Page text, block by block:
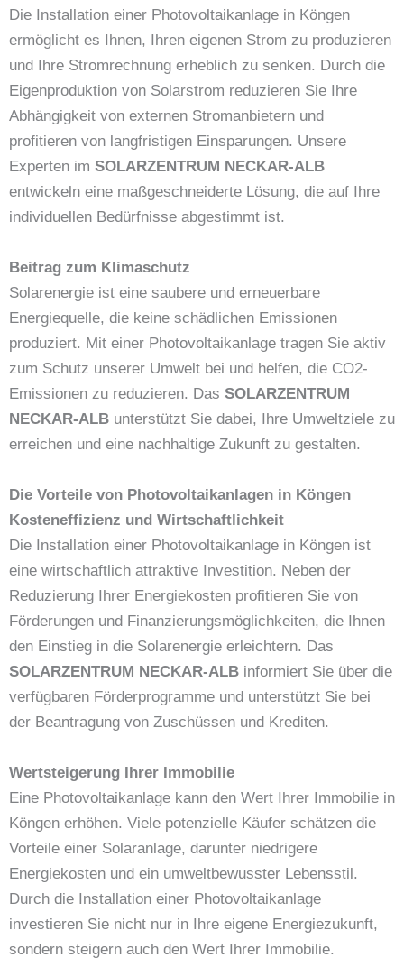
Die Installation einer Photovoltaikanlage in Köngen
ermöglicht es Ihnen, Ihren eigenen Strom zu produzieren
und Ihre Stromrechnung erheblich zu senken. Durch die
Eigenproduktion von Solarstrom reduzieren Sie Ihre
Abhängigkeit von externen Stromanbietern und
profitieren von langfristigen Einsparungen. Unsere
Experten im SOLARZENTRUM NECKAR-ALB
entwickeln eine maßgeschneiderte Lösung, die auf Ihre
individuellen Bedürfnisse abgestimmt ist.
Beitrag zum Klimaschutz
Solarenergie ist eine saubere und erneuerbare
Energiequelle, die keine schädlichen Emissionen
produziert. Mit einer Photovoltaikanlage tragen Sie aktiv
zum Schutz unserer Umwelt bei und helfen, die CO2-
Emissionen zu reduzieren. Das SOLARZENTRUM
NECKAR-ALB unterstützt Sie dabei, Ihre Umweltziele zu
erreichen und eine nachhaltige Zukunft zu gestalten.
Die Vorteile von Photovoltaikanlagen in Köngen
Kosteneffizienz und Wirtschaftlichkeit
Die Installation einer Photovoltaikanlage in Köngen ist
eine wirtschaftlich attraktive Investition. Neben der
Reduzierung Ihrer Energiekosten profitieren Sie von
Förderungen und Finanzierungsmöglichkeiten, die Ihnen
den Einstieg in die Solarenergie erleichtern. Das
SOLARZENTRUM NECKAR-ALB informiert Sie über die
verfügbaren Förderprogramme und unterstützt Sie bei
der Beantragung von Zuschüssen und Krediten.
Wertsteigerung Ihrer Immobilie
Eine Photovoltaikanlage kann den Wert Ihrer Immobilie in
Köngen erhöhen. Viele potenzielle Käufer schätzen die
Vorteile einer Solaranlage, darunter niedrigere
Energiekosten und ein umweltbewusster Lebensstil.
Durch die Installation einer Photovoltaikanlage
investieren Sie nicht nur in Ihre eigene Energiezukunft,
sondern steigern auch den Wert Ihrer Immobilie.